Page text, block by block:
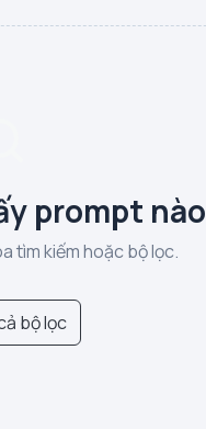
prompt nào
tìm kiếm hoặc bộ lọc.
bộ lọc